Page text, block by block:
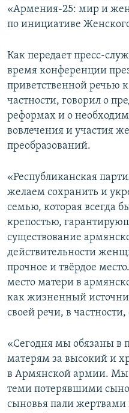
«Армения-25: мир и
по инициативе
Как передает пресс-
время конференции
приветственной речью
частности, говорил о
реформах и о
вовлечения и участия
преобразований.
«Республиканская
желаем сохранить и
семью, которая всегда
крепостью,
существование
действительности
прочное и твёрдое
место матери в
как жизненный
своей речи, в
«Сегодня мы обязаны в
матерям за высокий и
в Армянской армии. Мы
теми потерявшими
сыновья пали